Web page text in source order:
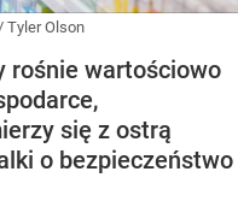
Tyler Olson
rośnie wartościowo
się z ostrą
o bezpieczeństwo